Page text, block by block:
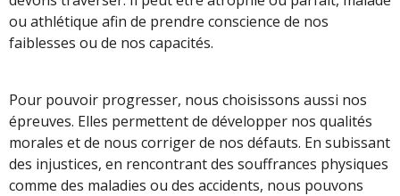
ou athlétique afin de prendre conscience de nos
faiblesses ou de nos capacités.
Pour pouvoir progresser, nous choisissons aussi nos
épreuves. Elles permettent de développer nos qualités
morales et de nous corriger de nos défauts. En subissant
des injustices, en rencontrant des souffrances physiques
comme des maladies ou des accidents, nous pouvons